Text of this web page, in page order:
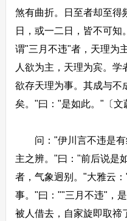
煞有曲折。日至者却至得
日，或一二日，皆不可
谓"三月不违"者，天理为
人欲为主，天理为宾。学
欲存天理为事。其成与不
矣。"曰："是如此。"〔文
问："伊川言不违是有
主之辨。"曰："前后说是
者，气象迥别。"大雅云
事。"曰：""三月不违"，
被人借去，自家旋即取禘